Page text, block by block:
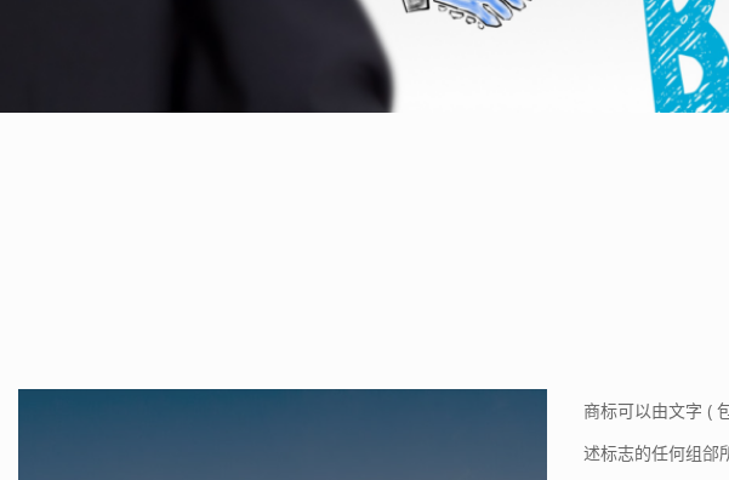
商标可以由文字 (
述标志的任何组郃